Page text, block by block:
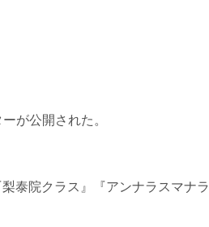
が公開された。
泰院クラス』『アンナラスマナ